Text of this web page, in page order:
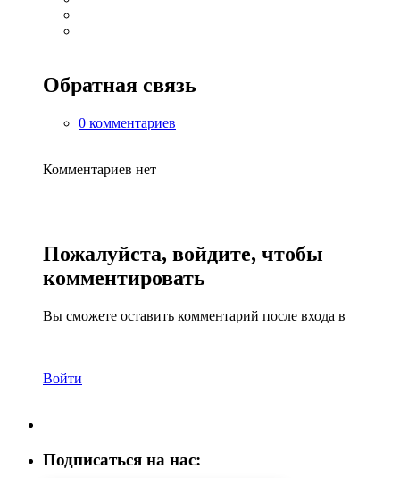
Обратная связь
0 комментариев
Комментариев нет
Пожалуйста, войдите, чтобы
комментировать
Вы сможете оставить комментарий после входа в
Войти
Подписаться на нас: